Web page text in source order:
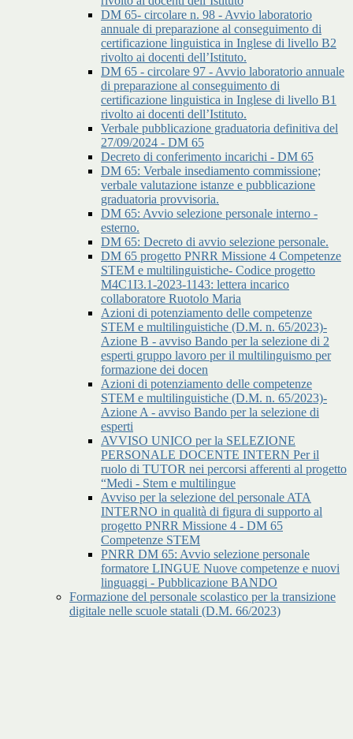
DM 65- circolare n. 98 - Avvio laboratorio
annuale di preparazione al conseguimento di
certificazione linguistica in Inglese di livello B2
rivolto ai docenti dell’Istituto.
DM 65 - circolare 97 - Avvio laboratorio annuale
di preparazione al conseguimento di
certificazione linguistica in Inglese di livello B1
rivolto ai docenti dell’Istituto.
Verbale pubblicazione graduatoria definitiva del
27/09/2024 - DM 65
Decreto di conferimento incarichi - DM 65
DM 65: Verbale insediamento commissione;
verbale valutazione istanze e pubblicazione
graduatoria provvisoria.
DM 65: Avvio selezione personale interno -
esterno.
DM 65: Decreto di avvio selezione personale.
DM 65 progetto PNRR Missione 4 Competenze
STEM e multilinguistiche- Codice progetto
M4C1I3.1-2023-1143: lettera incarico
collaboratore Ruotolo Maria
Azioni di potenziamento delle competenze
STEM e multilinguistiche (D.M. n. 65/2023)-
Azione B - avviso Bando per la selezione di 2
esperti gruppo lavoro per il multilinguismo per
formazione dei docen
Azioni di potenziamento delle competenze
STEM e multilinguistiche (D.M. n. 65/2023)-
Azione A - avviso Bando per la selezione di
esperti
AVVISO UNICO per la SELEZIONE
PERSONALE DOCENTE INTERN Per il
ruolo di TUTOR nei percorsi afferenti al progetto
“Medi - Stem e multilingue
Avviso per la selezione del personale ATA
INTERNO in qualità di figura di supporto al
progetto PNRR Missione 4 - DM 65
Competenze STEM
PNRR DM 65: Avvio selezione personale
formatore LINGUE Nuove competenze e nuovi
linguaggi - Pubblicazione BANDO
Formazione del personale scolastico per la transizione
digitale nelle scuole statali (D.M. 66/2023)